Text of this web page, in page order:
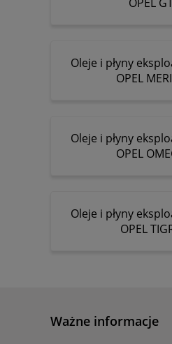
Oleje i płyny
OPEL
Oleje i płyny
OPEL
Oleje i płyny
OPEL
Ważne informacje